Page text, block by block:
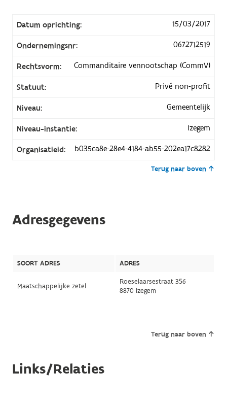
Datum oprichting: 15/03/2017
Ondernemingsnr: 0672712519
Rechtsvorm: Commanditaire vennootschap (CommV)
Statuut: Privé non-profit
Niveau: Gemeentelijk
Niveau-instantie: Izegem
Organisatieid: b035ca8e-28e4-4184-ab55-202ea17c8282
Terug naar boven
Adresgegevens
SOORT ADRES ADRES
Maatschappelijke zetel
Roeselaarsestraat 356
8870 Izegem
Terug naar boven
Links/Relaties